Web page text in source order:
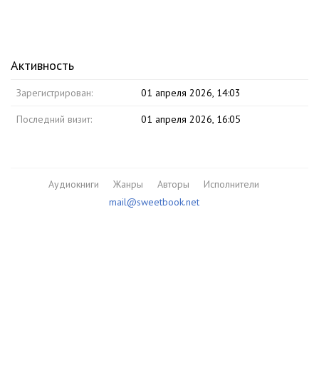
Активность
Зарегистрирован: 01 апреля 2026, 14:03
Последний визит: 01 апреля 2026, 16:05
Аудиокниги Жанры Авторы
Исполнители
mail@sweetbook.net